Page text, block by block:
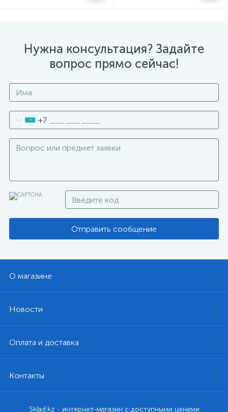
Нужна консультация? Задайте
вопрос прямо сейчас!
+7
Отправить сообщение
О магазине
Новости
Оплата и доставка
Контакты
Sklad.kz - интернет-магазин с доступными ценами